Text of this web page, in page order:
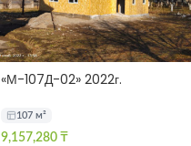
«М-107Д-02» 2022г.
107 м²
9,157,280 ₸